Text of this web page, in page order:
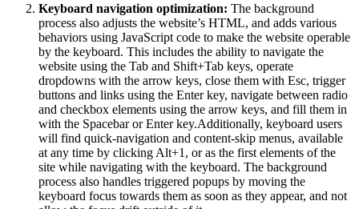
Keyboard navigation optimization: The background
process also adjusts the website’s HTML, and adds various
behaviors using JavaScript code to make the website operable
by the keyboard. This includes the ability to navigate the
website using the Tab and Shift+Tab keys, operate
dropdowns with the arrow keys, close them with Esc, trigger
buttons and links using the Enter key, navigate between radio
and checkbox elements using the arrow keys, and fill them in
with the Spacebar or Enter key.Additionally, keyboard users
will find quick-navigation and content-skip menus, available
at any time by clicking Alt+1, or as the first elements of the
site while navigating with the keyboard. The background
process also handles triggered popups by moving the
keyboard focus towards them as soon as they appear, and not